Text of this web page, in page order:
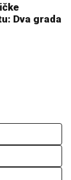
Dva grada